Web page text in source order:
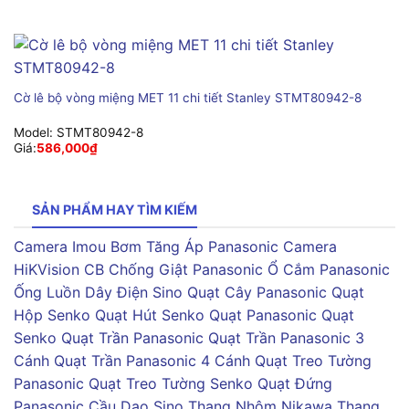
Cờ lê bộ vòng miệng MET 11 chi tiết Stanley STMT80942-8
Model: STMT80942-8
Giá:586,000₫
SẢN PHẨM HAY TÌM KIẾM
Camera Imou Bơm Tăng Áp Panasonic Camera
HiKVision CB Chống Giật Panasonic Ổ Cắm Panasonic
Ống Luồn Dây Điện Sino Quạt Cây Panasonic Quạt
Hộp Senko Quạt Hút Senko Quạt Panasonic Quạt
Senko Quạt Trần Panasonic Quạt Trần Panasonic 3
Cánh Quạt Trần Panasonic 4 Cánh Quạt Treo Tường
Panasonic Quạt Treo Tường Senko Quạt Đứng